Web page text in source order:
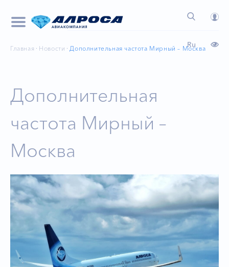
Ru
Главная Новости Дополнительная частота Мирный – Москва
Дополнительная
частота Мирный –
Москва